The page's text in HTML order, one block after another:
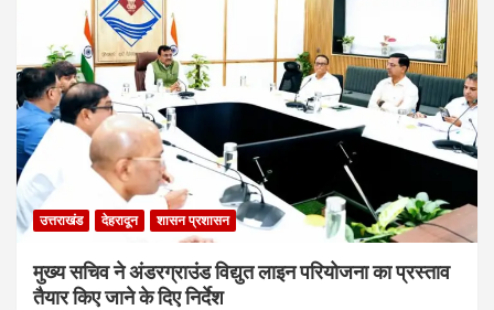
उत्तराखंड देहरादून शासन प्रशासन
मुख्य सचिव ने अंडरग्राउंड विद्युत लाइन परियोजना का प्रस्ताव
तैयार किए जाने के दिए निर्देश